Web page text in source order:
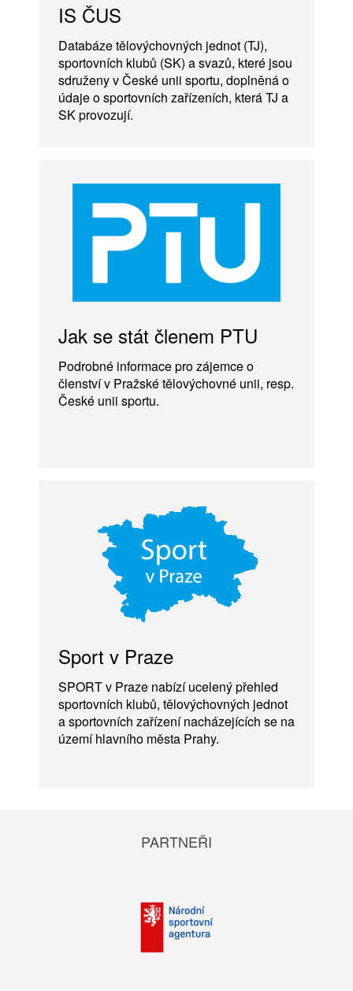
IS ČUS
Databáze tělovýchovných jednot (TJ),
sportovních klubů (SK) a svazů, které jsou
sdruženy v České unii sportu, doplněná o
údaje o sportovních zařízeních, která TJ a
SK provozují.
Jak se stát členem PTU
Podrobné informace pro zájemce o
členství v Pražské tělovýchovné unii, resp.
České unii sportu.
Sport v Praze
SPORT v Praze nabízí ucelený přehled
sportovních klubů, tělovýchovných jednot
a sportovních zařízení nacházejících se na
území hlavního města Prahy.
PARTNEŘI